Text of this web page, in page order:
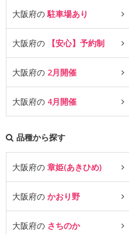
大阪府の駐車場あり
大阪府の 【安心】予約制
大阪府の 2月開催
大阪府の 4月開催
品種から探す
大阪府の 章姫(あきひめ)
大阪府の かおり野
大阪府の さちのか